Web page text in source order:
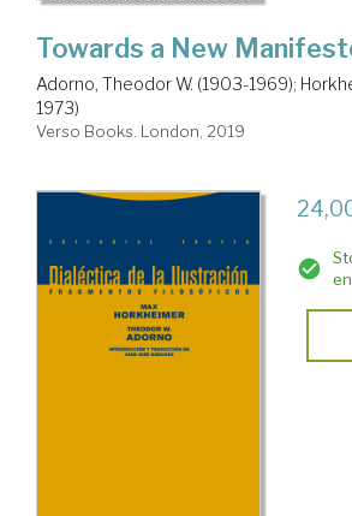
Towards a New
Adorno, Theodor W. (1903-1969);
1973)
Verso Books. London, 2019